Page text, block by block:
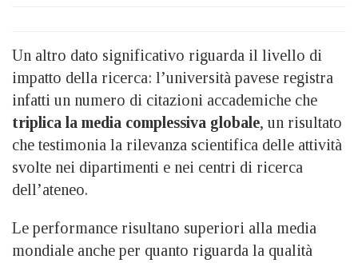
Un altro dato significativo riguarda il livello di
impatto della ricerca: l’università pavese registra
infatti un numero di citazioni accademiche che
triplica la media complessiva globale, un risultato
che testimonia la rilevanza scientifica delle attività
svolte nei dipartimenti e nei centri di ricerca
dell’ateneo.
Le performance risultano superiori alla media
mondiale anche per quanto riguarda la qualità